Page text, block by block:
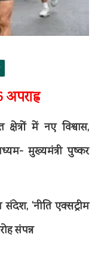
क्षेत्रों में नए विश्वास,
मुख्यमंत्री पुष्कर
‘नीति एक्सट्रीम
संपन्न